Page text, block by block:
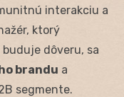
interakciu a
ktorý
dôveru, sa
brandu a
segmente.